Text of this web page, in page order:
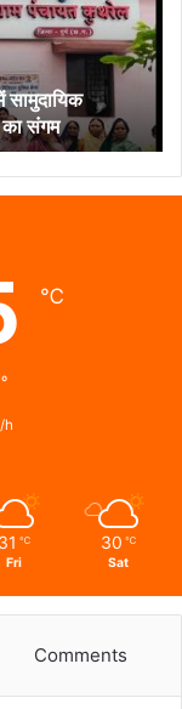
का संगम
℃
h
31 ℃
Fri
30 ℃
Sat
Comments